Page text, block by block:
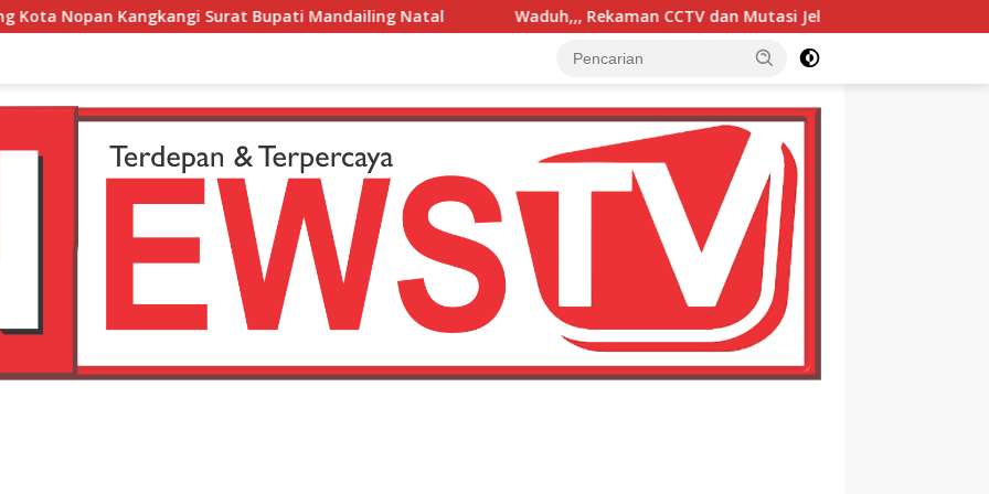
Surat Bupati Mandailing Natal Waduh,,, Rekaman CCTV dan Mutasi Jelas, Kasus Pencurian Kartu ATM dan Penarikan